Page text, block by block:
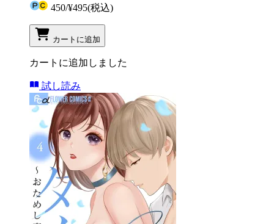
450/¥495(税込)
カートに追加
カートに追加しました
試し読み